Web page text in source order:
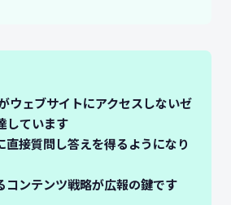
ウェブサイトにアクセスしないゼ
しています
直接質問し答えを得るようになり
コンテンツ戦略が広報の鍵です